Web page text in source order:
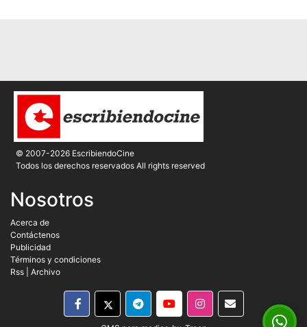
© 2007-2026 EscribiendoCine
Todos los derechos reservados All rights reserved
Nosotros
Acerca de
Contáctenos
Publicidad
Términos y condiciones
Rss
Archivo